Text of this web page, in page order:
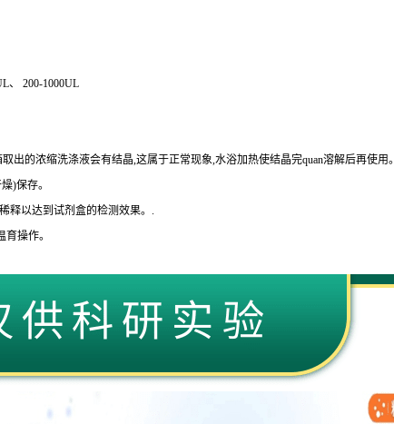
、 200-1000UL
出的浓缩洗涤液会有结晶,这属于正常现象,水浴加热使结晶完quan溶解后再使用。
)保存。
释以达到试剂盒的检测效果。 .
操作。